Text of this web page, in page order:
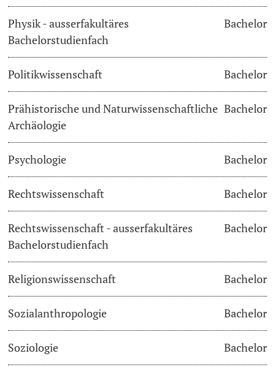
Physik - ausserfakultäres
Bachelorstudienfach
Bachelor
Politikwissenschaft Bachelor
Prähistorische und Naturwissenschaftliche
Archäologie
Bachelor
Psychologie Bachelor
Rechtswissenschaft Bachelor
Rechtswissenschaft - ausserfakultäres
Bachelorstudienfach
Bachelor
Religionswissenschaft Bachelor
Sozialanthropologie Bachelor
Soziologie Bachelor